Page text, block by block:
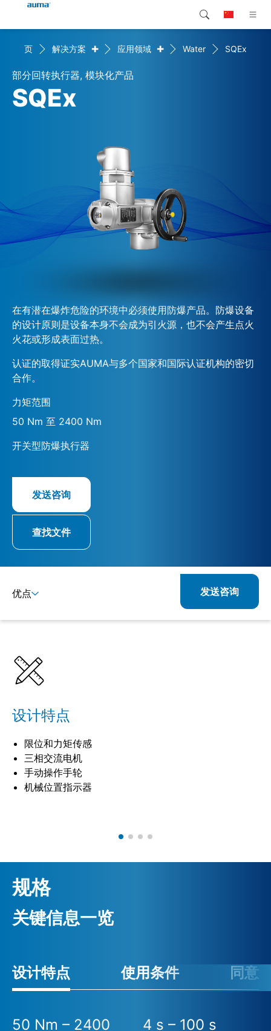
产品介绍
解决方案
联系我们
Global
欧洲
搜索
首页 解决方案 + 应用领域 + Water SQEx
部分回转执行器, 模块化产品
SQEx
在有潜在爆炸危险的环境中必须使用防爆产品。防爆设备
的设计原则是设备本身不会成为引火源，也不会产生点火
火花或形成表面过热。
认证的取得证实AUMA与多个国家和国际认证机构的密切
合作。
力矩范围
50 Nm 至 2400 Nm
开关型防爆执行器
发送咨询
查找文件
优点
产品组合
相关产品
发送咨询
设计特点
限位和力矩传感
三相交流电机
手动操作手轮
机械位置指示器
规格
关键信息一览
设计特点 使用条件 同意
50 Nm – 2400
4 s – 100 s